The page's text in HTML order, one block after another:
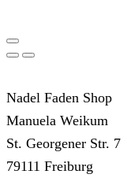
Nadel Faden Shop
Manuela Weikum
St. Georgener Str. 7
79111 Freiburg